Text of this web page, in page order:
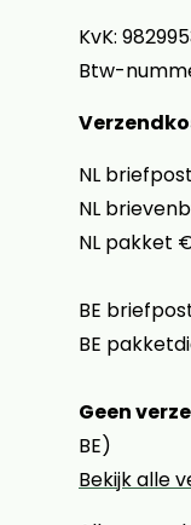
KvK:
Btw-
NL
NL
NL pakket
BE
BE
Geen
BE)
Bekijk alle